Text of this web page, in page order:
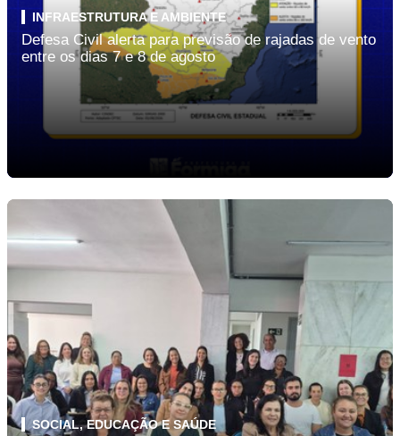
INFRAESTRUTURA E AMBIENTE
Defesa Civil alerta para previsão de rajadas de vento
entre os dias 7 e 8 de agosto
SOCIAL, EDUCAÇÃO E SAÚDE